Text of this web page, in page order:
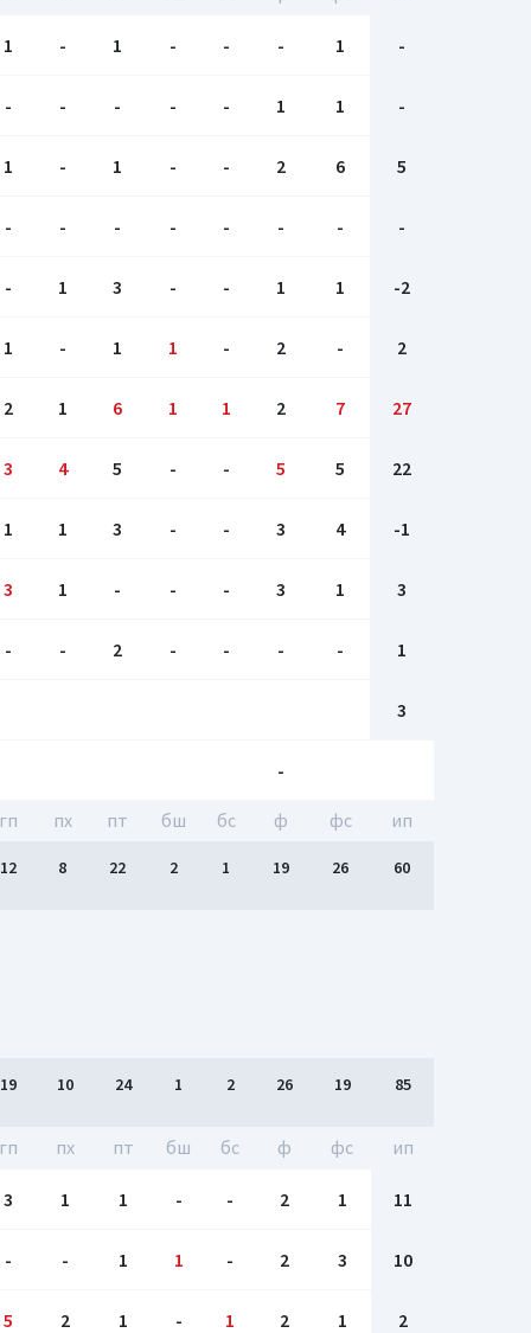
1 - 1 - - - 1 -
- - - - - 1 1 -
1 - 1 - - 2 6 5
- - - - - - - -
- 1 3 - - 1 1 -2
1 - 1 1 - 2 - 2
2 1 6 1 1 2 7 27
3 4 5 - - 5 5 22
1 1 3 - - 3 4 -1
3 1 - - - 3 1 3
- - 2 - - - - 1
3
-
гп пх пт бш бc ф фс ип
12 8 22 2 1 19 26 60
19 10 24 1 2 26 19 85
гп пх пт бш бc ф фс ип
3 1 1 - - 2 1 11
- - 1 1 - 2 3 10
5 2 1 - 1 2 1 2